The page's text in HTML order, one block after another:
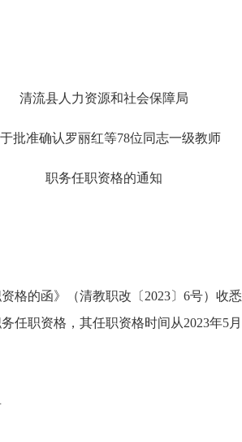
清流县人力资源和社会保障局
批准确认罗丽红等78位同志一级教师
职务任职资格的通知
格的函》（清教职改〔2023〕6号）收
任职资格，其任职资格时间从2023年5月